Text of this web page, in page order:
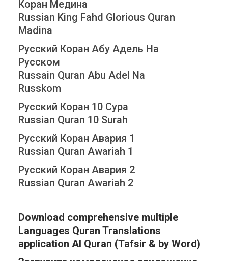
Коран Медина
Russian King Fahd Glorious Quran
Madina
Русский Коран Абу Адель На
Русском
Russain Quran Abu Adel Na
Russkom
Русский Коран 10 Сура
Russian Quran 10 Surah
Русский Коран Авария 1
Russian Quran Awariah 1
Русский Коран Авария 2
Russian Quran Awariah 2
Download comprehensive multiple
Languages Quran Translations
application Al Quran (Tafsir & by Word)